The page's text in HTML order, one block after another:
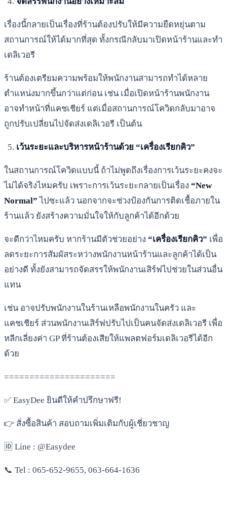
เรื่องนี้กลายเป็นเรื่องที่ร้านต้องปรับให้มีความยืดหยุ่นตาม
สถานการณ์ให้ได้มากที่สุด ทั้งกรณีกลับมาเปิดหน้าร้านและทำ
เดลิเวอรี
ร้านต้องเตรียมความพร้อมให้พนักงานสามารถทำได้หลาย
ตำแหน่งมากขึ้นกว่าแต่ก่อน เช่น เมื่อเปิดหน้าร้านพนักงาน
อาจทำหน้าที่แคชเชียร์ แต่เมื่อสถานการณ์โควิดกลับมาอาจ
ถูกปรับเปลี่ยนไปจัดส่งเดลิเวอรี เป็นต้น
เว้นระยะและบริหารหน้าร้านด้วย “เครื่องเรียกคิว”
ในสถานการณ์โควิดแบบนี้ ถ้าไม่พูดถึงเรื่องการเว้นระยะคงจะ
ไม่ได้จริงไหมครับ เพราะการเว้นระยะกลายเป็นเรื่อง “New
Normal” ไปซะแล้ว นอกจากจะช่วงป้องกันการติดเชื้อภายใน
ร้านแล้ว ยังสร้างความมั่นใจให้กับลูกค้าได้อีกด้วย
จะดีกว่าไหมครับ หากร้านมีตัวช่วยอย่าง “เครื่องเรียกคิว” เพื่อ
ลดระยะการสัมผัสระหว่างพนักงานหน้าร้านและลูกค้าได้เป็น
อย่างดี ทั้งยังสามารถจัดสรรให้พนักงานเสิร์ฟไปช่วยในส่วนอื่น
แทน
เช่น อาจปรับพนักงานในร้านเหลือพนักงานในครัว และ
แคชเชียร์ ส่วนพนักงานเสิร์ฟปรับไปเป็นคนจัดส่งเดลิเวอรี เพื่อ
หลีกเลี่ยงค่า GP ที่ร้านต้องเสียให้แพลตฟอร์มเดลิเวอรีได้อีก
ด้วย
======================
✅ EasyDee ยินดีให้คำปรึกษาฟรี!
👉 สั่งซื้อสินค้า สอบถามเพิ่มเติมกับผู้เชี่ยวชาญ
🆔 Line : @Easydee
📞 Tel : 065-652-9655, 063-664-1636